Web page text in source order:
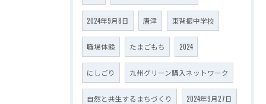
2024年9月8日 唐津 東背振中学校
職場体験 たまごもち 2024
にしごり 九州グリーン購入ネットワーク
自然と共生するまちづくり 2024年9月27日